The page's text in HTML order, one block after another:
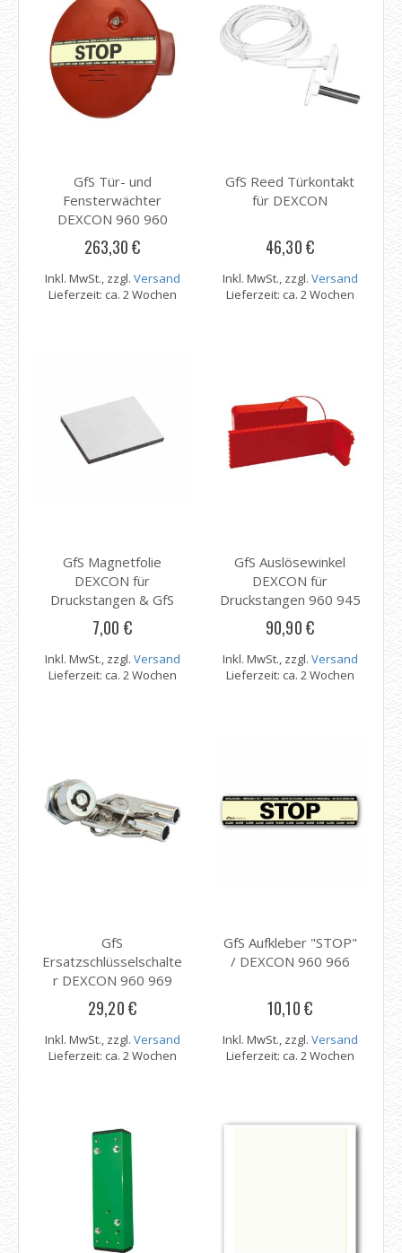
GfS Tür- und
Fensterwächter
DEXCON 960 960
263,30 €
Inkl. MwSt., zzgl. Versand
Lieferzeit: ca. 2 Wochen
GfS Reed Türkontakt
für DEXCON
46,30 €
Inkl. MwSt., zzgl. Versand
Lieferzeit: ca. 2 Wochen
GfS Magnetfolie
DEXCON für
Druckstangen & GfS
Haubenwächter 960
310
7,00 €
Inkl. MwSt., zzgl. Versand
Lieferzeit: ca. 2 Wochen
GfS Auslösewinkel
DEXCON für
Druckstangen 960 945
90,90 €
Inkl. MwSt., zzgl. Versand
Lieferzeit: ca. 2 Wochen
GfS
Ersatzschlüsselschalte
r DEXCON 960 969
29,20 €
Inkl. MwSt., zzgl. Versand
Lieferzeit: ca. 2 Wochen
GfS Aufkleber "STOP"
/ DEXCON 960 966
10,10 €
Inkl. MwSt., zzgl. Versand
Lieferzeit: ca. 2 Wochen